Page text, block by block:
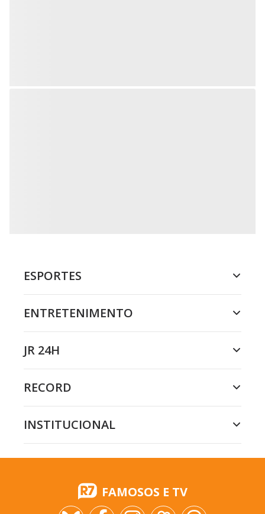
ESPORTES
ENTRETENIMENTO
JR 24H
RECORD
INSTITUCIONAL
FAMOSOS E TV